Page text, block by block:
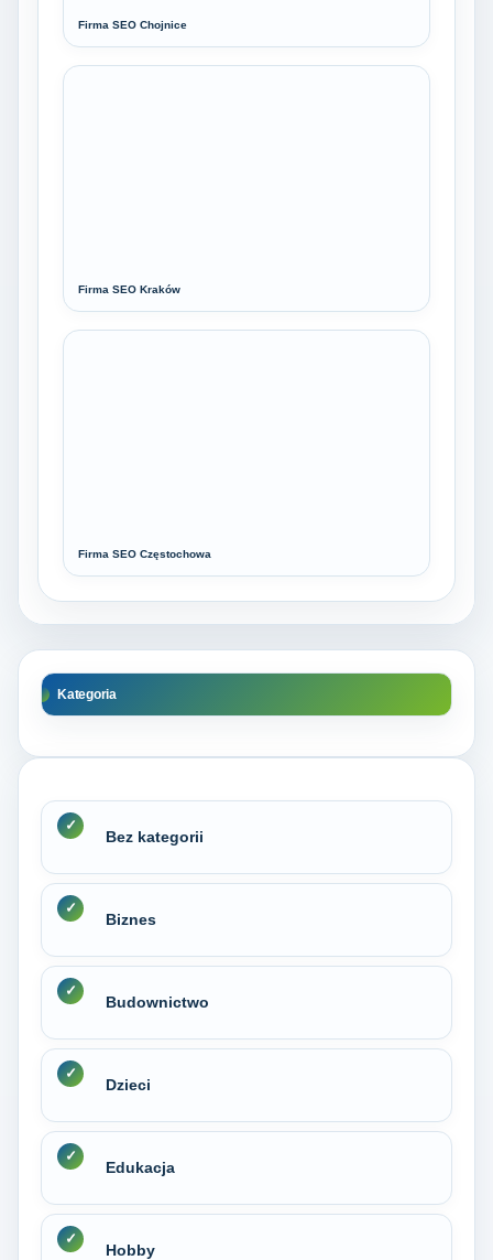
Firma SEO Chojnice
Firma SEO Kraków
Firma SEO Częstochowa
Kategoria
Bez kategorii
Biznes
Budownictwo
Dzieci
Edukacja
Hobby